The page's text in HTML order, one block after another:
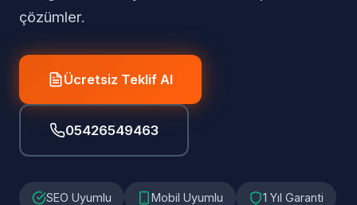
çözümler.
Ücretsiz Teklif Al
05426549463
SEO Uyumlu Mobil Uyumlu 1 Yıl Garanti